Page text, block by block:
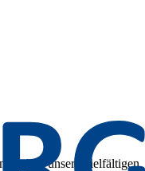
unsere vielfältigen